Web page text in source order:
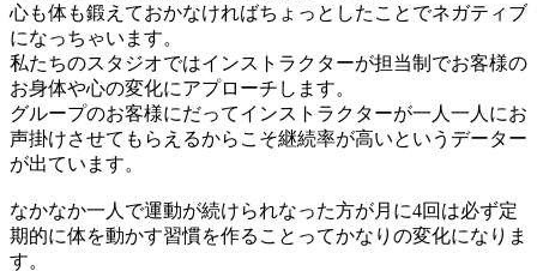
心も体も鍛えておかなければちょっとしたことでネガティブ
になっちゃいます。
私たちのスタジオではインストラクターが担当制でお客様の
お身体や心の変化にアプローチします。
グループのお客様にだってインストラクターが一人一人にお
声掛けさせてもらえるからこそ継続率が高いというデーター
が出ています。
なかなか一人で運動が続けられなった方が月に4回は必ず定
期的に体を動かす習慣を作ることってかなりの変化になりま
す。